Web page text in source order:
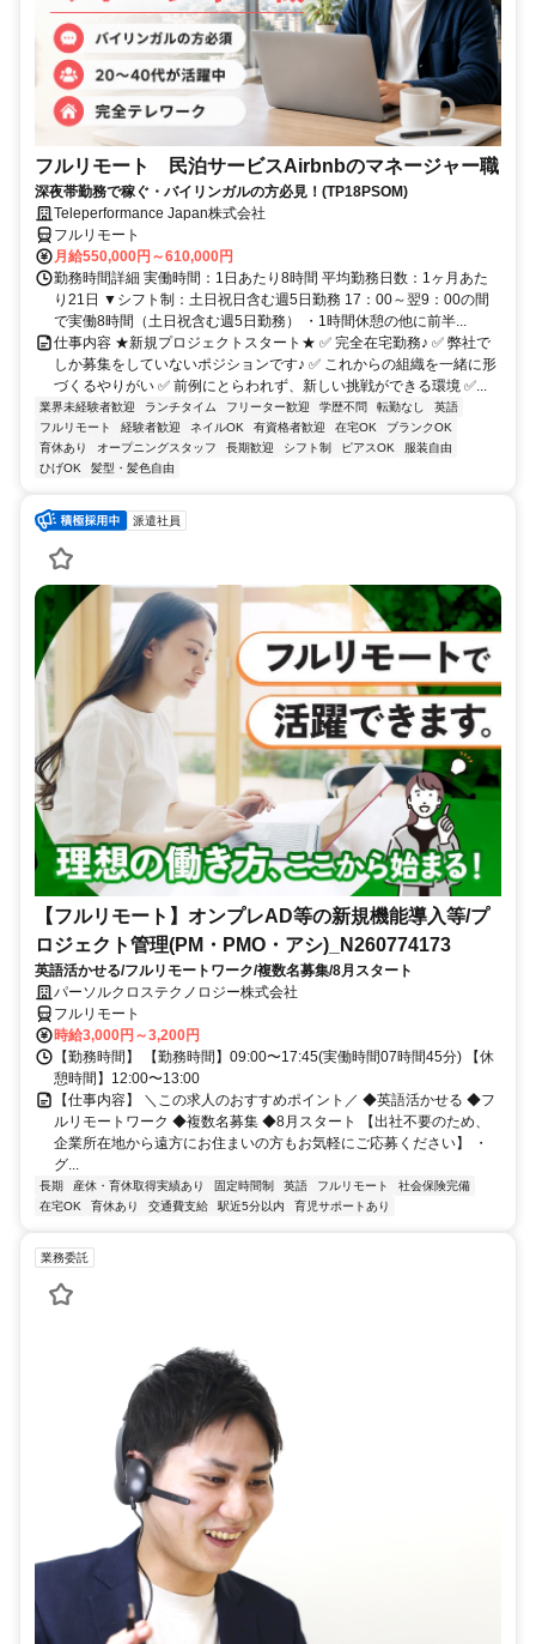
フルリモート 民泊サービスAirbnbのマネージャー職
深夜帯勤務で稼ぐ・バイリンガルの方必見！(TP18PSOM)
Teleperformance Japan株式会社
フルリモート
月給550,000円～610,000円
勤務時間詳細 実働時間：1日あたり8時間 平均勤務日数：1ヶ月あた
り21日 ▼シフト制：土日祝日含む週5日勤務 17：00～翌9：00の間
で実働8時間（土日祝含む週5日勤務） ・1時間休憩の他に前半...
仕事内容 ★新規プロジェクトスタート★ ✅ 完全在宅勤務♪ ✅ 弊社で
しか募集をしていないポジションです♪ ✅ これからの組織を一緒に形
づくるやりがい ✅ 前例にとらわれず、新しい挑戦ができる環境 ✅...
業界未経験者歓迎 ランチタイム フリーター歓迎 学歴不問 転勤なし
英語
フルリモート
経験者歓迎 ネイルOK 有資格者歓迎 在宅OK
ブランクOK
育休あり
オープニングスタッフ 長期歓迎 シフト制 ピアスOK
服装自由
ひげOK
髪型・髪色自由
派遣社員
【フルリモート】オンプレAD等の新規機能導入等/プ
ロジェクト管理(PM・PMO・アシ)_N260774173
英語活かせる/フルリモートワーク/複数名募集/8月スタート
パーソルクロステクノロジー株式会社
フルリモート
時給3,000円～3,200円
【勤務時間】 【勤務時間】09:00〜17:45(実働時間07時間45分) 【休
憩時間】12:00〜13:00
【仕事内容】 ＼この求人のおすすめポイント／ ◆英語活かせる ◆フ
ルリモートワーク ◆複数名募集 ◆8月スタート 【出社不要のため、
企業所在地から遠方にお住まいの方もお気軽にご応募ください】 ・
グ...
長期 産休・育休取得実績あり 固定時間制 英語 フルリモート
社会保険完備
在宅OK
育休あり 交通費支給 駅近5分以内 育児サポートあり
業務委託